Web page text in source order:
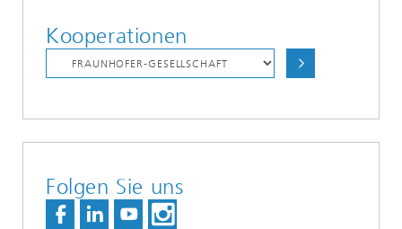
Kooperationen
Folgen Sie uns